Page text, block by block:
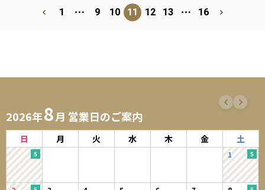
1 ⋯ 9 10 11 12 13 ⋯ 16
2026年8月 営業日のご案内
日 月 火 水 木 金 土
1